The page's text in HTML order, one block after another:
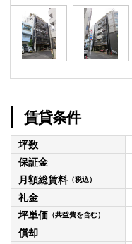
賃貸条件
坪数
保証金
月額総賃料（税込）
礼金
坪単価 （共益費を含む）
償却